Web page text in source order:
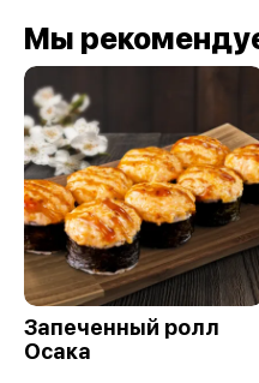
Мы
Запеченный ролл
Осака